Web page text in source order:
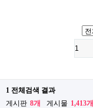
1 전체검색 결과
게시판 8개 게시물 1,413개